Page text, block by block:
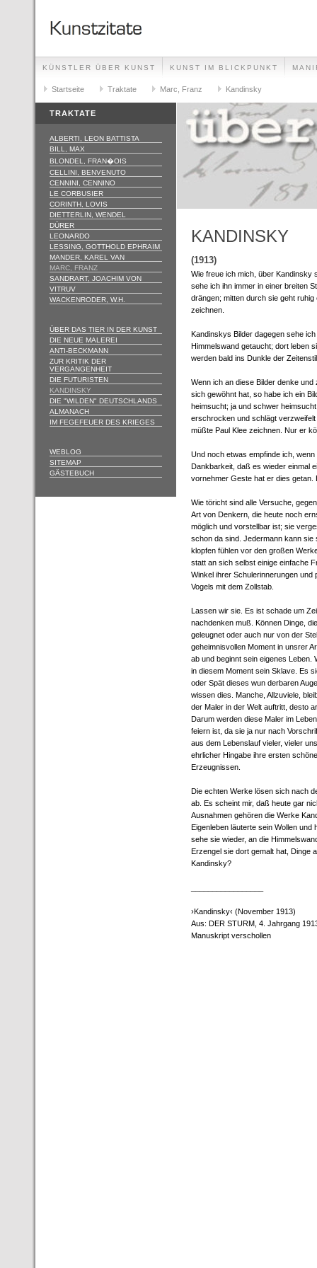
KÜNSTLER ÜBER KUNST KUNST IM BLICKPUNKT
GLOSSAR IMPRESSUM
Startseite Traktate Marc, Franz Kandinsky
TRAKTATE
ALBERTI, LEON BATTISTA
BILL, MAX
BLONDEL, FRAN�OIS
CELLINI, BENVENUTO
CENNINI, CENNINO
LE CORBUSIER
CORINTH, LOVIS
DIETTERLIN, WENDEL
DÜRER
LEONARDO
LESSING, GOTTHOLD EPHRAIM
MANDER, KAREL VAN
MARC, FRANZ
SANDRART, JOACHIM VON
VITRUV
WACKENRODER, W.H.
ÜBER DAS TIER IN DER KUNST
DIE NEUE MALEREI
ANTI-BECKMANN
ZUR KRITIK DER
VERGANGENHEIT
DIE FUTURISTEN
KANDINSKY
DIE "WILDEN" DEUTSCHLANDS
ALMANACH
IM FEGEFEUER DES KRIEGES
WEBLOG
SITEMAP
GÄSTEBUCH
KANDINSKY
(1913)
Wie freue ich mich, über Kandinsky
sehe ich ihn immer in einer breiten
drängen; mitten durch sie geht
zeichnen.
Kandinskys Bilder dagegen sehe
Himmelswand getaucht; dort leben
werden bald ins Dunkle der
Wenn ich an diese Bilder denke
sich gewöhnt hat, so habe ich ein
heimsucht; ja und schwer
erschrocken und schlägt
müßte Paul Klee zeichnen. Nur er
Und noch etwas empfinde ich,
Dankbarkeit, daß es wieder einmal
vornehmer Geste hat er dies
Wie töricht sind alle Versuche,
Art von Denkern, die heute noch
möglich und vorstellbar ist; sie
schon da sind. Jedermann kann
klopfen fühlen vor den großen
statt an sich selbst einige einfache
Winkel ihrer Schulerinnerungen und
Vogels mit dem Zollstab.
Lassen wir sie. Es ist schade um
nachdenken muß. Können Dinge,
geleugnet oder auch nur von der
geheimnisvollen Moment in unsrer
ab und beginnt sein eigenes
in diesem Moment sein Sklave. Es
oder Spät dieses wun derbaren
wissen dies. Manche, Allzuviele,
der Maler in der Welt auftritt, desto
Darum werden diese Maler im
feiern ist, da sie ja nur nach
aus dem Lebenslauf vieler, vieler
ehrlicher Hingabe ihre ersten
Erzeugnissen.
Die echten Werke lösen sich nach
ab. Es scheint mir, daß heute gar
Ausnahmen gehören die Werke
Eigenleben läuterte sein Wollen und
sehe sie wieder, an die
Erzengel sie dort gemalt hat, Dinge
Kandinsky?
›Kandinsky‹ (November 1913)
Aus: DER STURM, 4. Jahrgang
Manuskript verschollen